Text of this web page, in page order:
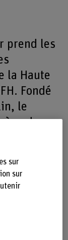
prend les
la Haute
Fondé
le
des
sur le
dirigé le
sur
sur